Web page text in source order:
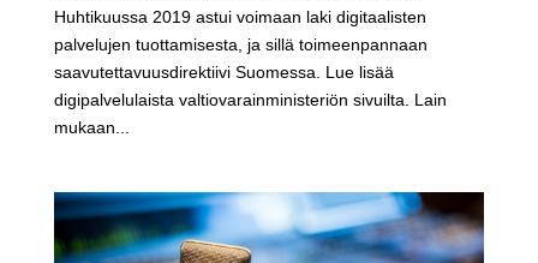
Huhtikuussa 2019 astui voimaan laki digitaalisten
palvelujen tuottamisesta, ja sillä toimeenpannaan
saavutettavuusdirektiivi Suomessa. Lue lisää
digipalvelulaista valtiovarainministeriön sivuilta. Lain
mukaan...